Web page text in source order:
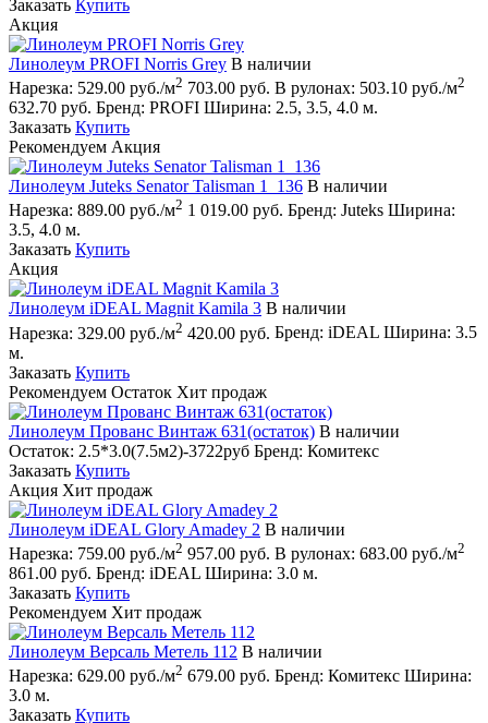
Заказать Купить
Акция
Линолеум PROFI Norris Grey В наличии
Нарезка: 529.00 руб./м2 703.00 руб. В рулонах: 503.10 руб./м2
632.70 руб. Бренд: PROFI Ширина: 2.5, 3.5, 4.0 м.
Заказать Купить
Рекомендуем Акция
Линолеум Juteks Senator Talisman 1_136 В наличии
Нарезка: 889.00 руб./м2 1 019.00 руб. Бренд: Juteks Ширина:
3.5, 4.0 м.
Заказать Купить
Акция
Линолеум iDEAL Magnit Kamila 3 В наличии
Нарезка: 329.00 руб./м2 420.00 руб. Бренд: iDEAL Ширина: 3.5
м.
Заказать Купить
Рекомендуем Остаток Хит продаж
Линолеум Прованс Винтаж 631(остаток) В наличии
Остаток: 2.5*3.0(7.5м2)-3722руб Бренд: Комитекс
Заказать Купить
Акция Хит продаж
Линолеум iDEAL Glory Amadey 2 В наличии
Нарезка: 759.00 руб./м2 957.00 руб. В рулонах: 683.00 руб./м2
861.00 руб. Бренд: iDEAL Ширина: 3.0 м.
Заказать Купить
Рекомендуем Хит продаж
Линолеум Версаль Метель 112 В наличии
Нарезка: 629.00 руб./м2 679.00 руб. Бренд: Комитекс Ширина:
3.0 м.
Заказать Купить